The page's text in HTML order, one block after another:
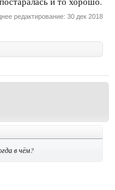
редактирование: 30 дек 2018
в чём?